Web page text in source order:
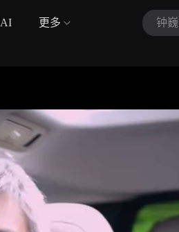
AI 更多